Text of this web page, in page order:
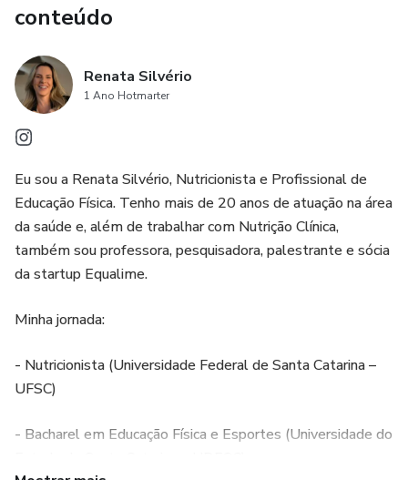
conteúdo
Renata Silvério
1 Ano Hotmarter
Eu sou a Renata Silvério, Nutricionista e Profissional de
Educação Física. Tenho mais de 20 anos de atuação na área
da saúde e, além de trabalhar com Nutrição Clínica,
também sou professora, pesquisadora, palestrante e sócia
da startup Equalime.
Minha jornada:
- Nutricionista (Universidade Federal de Santa Catarina –
UFSC)
- Bacharel em Educação Física e Esportes (Universidade do